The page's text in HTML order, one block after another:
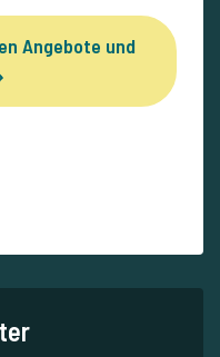
Angebote und